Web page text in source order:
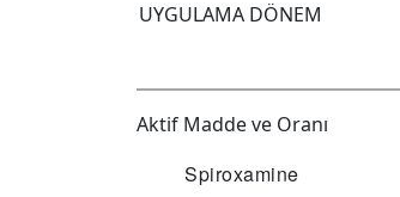
UYGULAMA DÖNEM
Aktif Madde ve Oranı
Spiroxamine